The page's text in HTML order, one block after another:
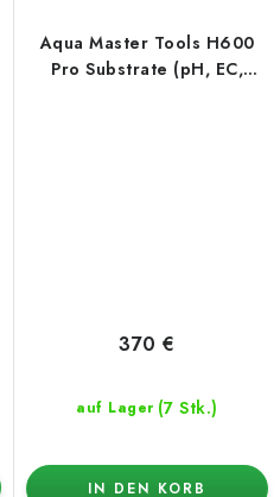
Aqua Master Tools H600
Pro Substrate (pH, EC,
auf Lager (7 Stk.)
370 €
IN DEN KORB